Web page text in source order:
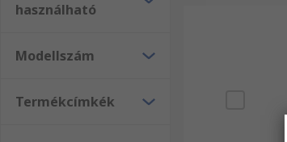
használható
Modellszám
Termékcímkék